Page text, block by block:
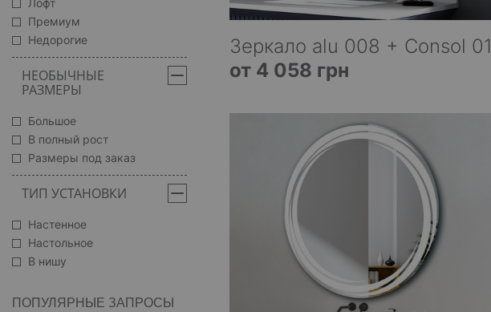
Лофт
Премиум
Недорогие
НЕОБЫЧНЫЕ
РАЗМЕРЫ
Большое
В полный рост
Размеры под заказ
ТИП УСТАНОВКИ
Настенное
Настольное
В нишу
ПОПУЛЯРНЫЕ ЗАПРОСЫ
Зеркало alu 008 + Consol 01
от 4 058 грн